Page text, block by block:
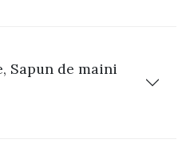
Sapun de maini